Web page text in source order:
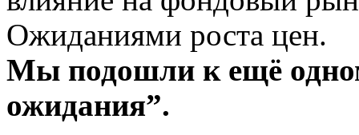
Ожиданиями роста цен.
Мы подошли к ещё
ожидания”.